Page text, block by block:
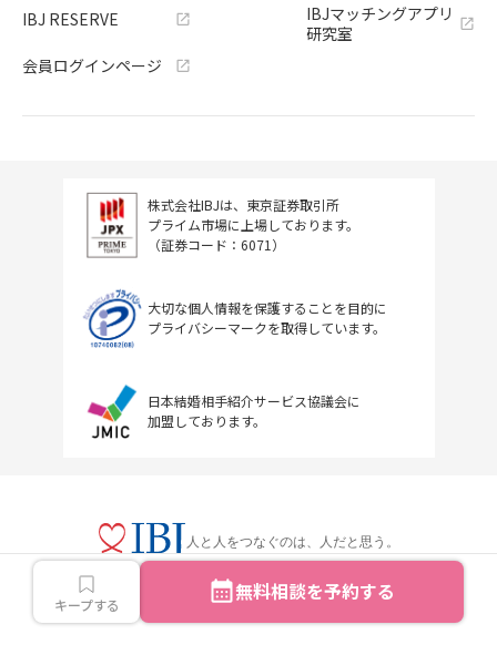
キープする 無料相談を予約する
IBJ RESERVE
会員ログインページ
IBJマッチングアプリ
研究室
株式会社IBJは、東京証券取引所
プライム市場に上場しております。
（証券コード：6071）
大切な個人情報を保護することを目的に
プライバシーマークを取得しています。
日本結婚相手紹介サービス協議会に
加盟しております。
人と人をつなぐのは、人だと思う。